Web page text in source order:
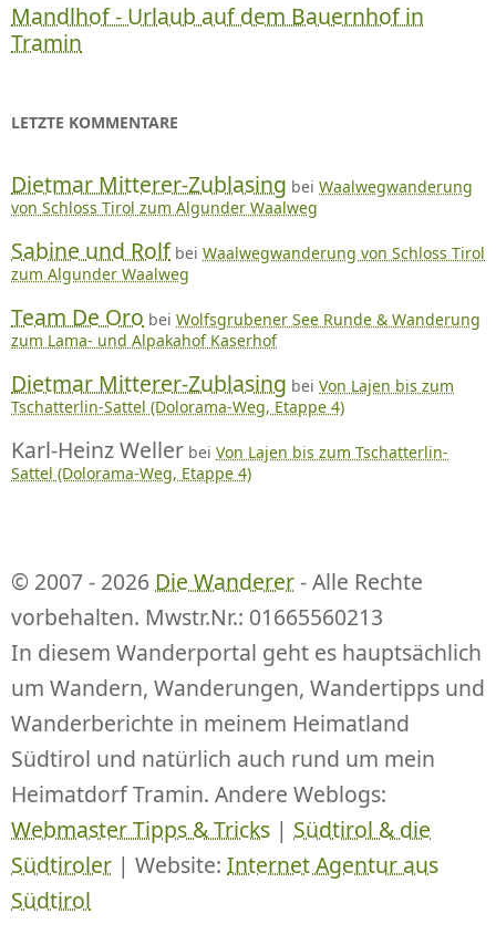
Mandlhof - Urlaub auf dem Bauernhof in
Tramin
LETZTE KOMMENTARE
Dietmar Mitterer-Zublasing bei Waalwegwanderung
von Schloss Tirol zum Algunder Waalweg
Sabine und Rolf bei Waalwegwanderung von Schloss Tirol
zum Algunder Waalweg
Team De Oro bei Wolfsgrubener See Runde & Wanderung
zum Lama- und Alpakahof Kaserhof
Dietmar Mitterer-Zublasing bei Von Lajen bis zum
Tschatterlin-Sattel (Dolorama-Weg, Etappe 4)
Karl-Heinz Weller bei Von Lajen bis zum Tschatterlin-
Sattel (Dolorama-Weg, Etappe 4)
© 2007 - 2026 Die Wanderer- Alle Rechte
vorbehalten. Mwstr.Nr.: 01665560213
In diesem Wanderportal geht es hauptsächlich
um Wandern, Wanderungen, Wandertipps und
Wanderberichte in meinem Heimatland
Südtirol und natürlich auch rund um mein
Heimatdorf Tramin. Andere Weblogs:
Webmaster Tipps & Tricks | Südtirol & die
Südtiroler | Website: Internet Agentur aus
Südtirol